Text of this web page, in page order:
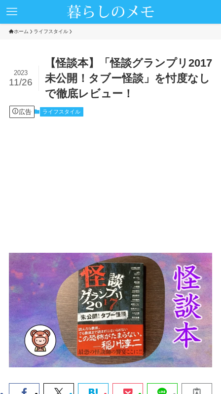
ホーム ライフスタイル
【怪談本】「怪談グランプリ2017
未公開！タブー怪談」を忖度なし
で徹底レビュー！
2023
11/26
広告 ライフスタイル